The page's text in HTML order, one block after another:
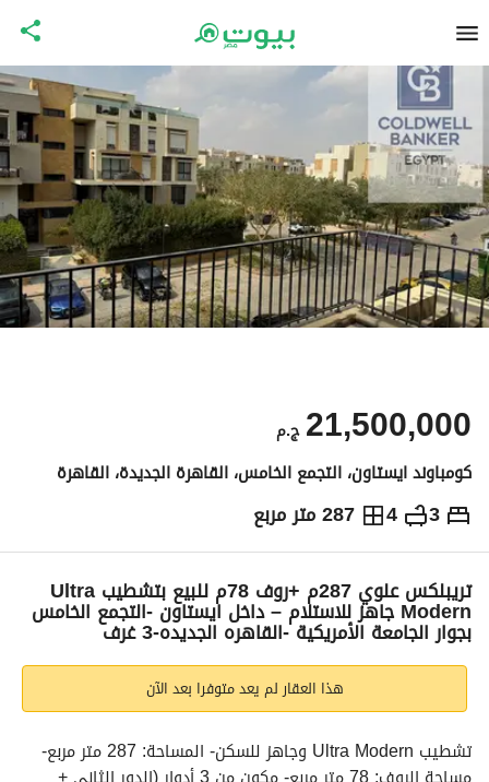
ج.م 21,500,000
كومباوند ايستاون، التجمع الخامس، القاهرة الجديدة، القاهرة
3
4 287 متر مربع ج.م21,500,000
التفاصيل الاتجاهات والمؤشرات رهن عقاري
تريبلكس علوي 287م +روف 78م للبيع بتشطيب Ultra
Modern جاهز للاستلام – داخل ايستاون -التجمع الخامس
بجوار الجامعة الأمريكية -القاهره الجديده-3 غرف
هذا العقار لم يعد متوفرا بعد الآن